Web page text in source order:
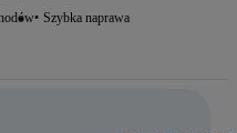
Szybka naprawa